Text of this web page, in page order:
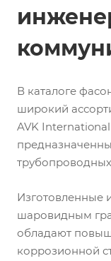
В каталоге
широкий
AVK
Изготовленные
шаровидным
обладают
коррозионной